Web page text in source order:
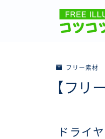
フリー素材
【フ
ドライ